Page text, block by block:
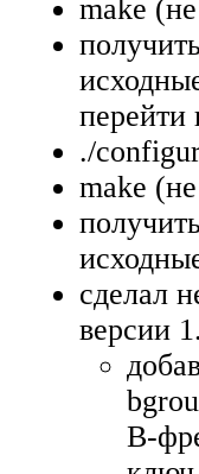
make
перейти
./
make
сделал
версии
B-